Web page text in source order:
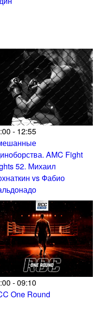
- 12:55
AMC Fight
52. Михаил
vs Фабио
- 09:10
One Round